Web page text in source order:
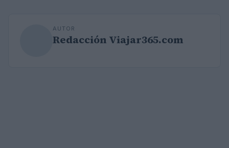
AUTOR
Redacción Viajar365.com